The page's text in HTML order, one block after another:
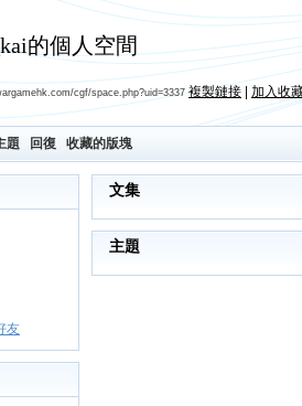
的個人空間
cgf/space.php?uid=3337 複製鏈接 加入收
題 回復 收藏的版塊
友
文集
主題